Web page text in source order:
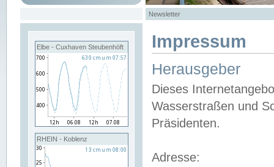
Newsletter
Elbe - Cuxhaven Steubenhöft
RHEIN - Koblenz
Impressum
Herausgeber
Dieses
Wasserstraßen und
Präsidenten.
Adresse: